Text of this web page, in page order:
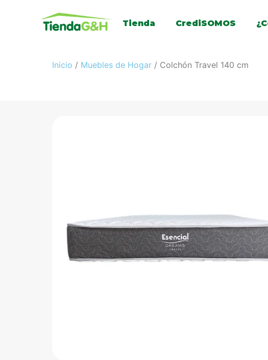
Tienda CrediSOMOS
Inicio / Muebles de Hogar / Colchón Travel 140 cm